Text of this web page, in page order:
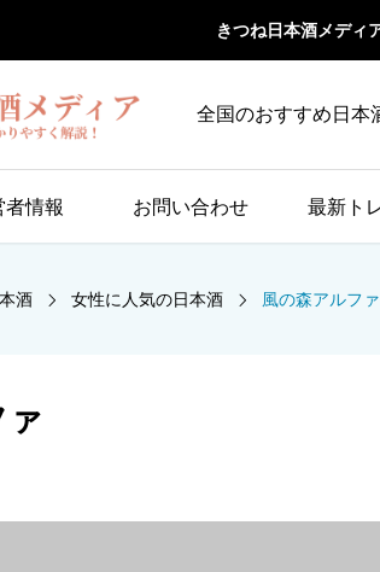
きつね日本酒メディ
全国のおすすめ日本
者情報 お問い合わせ 最新ト
酒 女性に人気の日本酒 風の森アルファ